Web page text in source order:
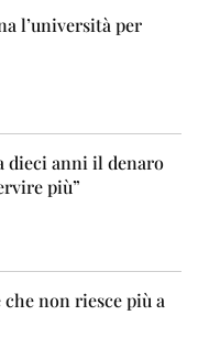
l’università per
dieci anni il denaro
più”
che non riesce più a